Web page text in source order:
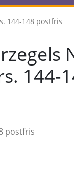
144-148 postfris
144-
postfris